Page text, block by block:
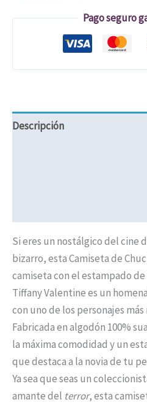
Pago seguro
Descripción
Si eres un nostálgico del cine
bizarro, esta Camiseta de
camiseta con el estampado de
Tiffany Valentine es un
con uno de los personajes
Fabricada en algodón 100%
la máxima comodidad y un
que destaca a la novia de tu
Ya sea que seas un
amante del terror, esta